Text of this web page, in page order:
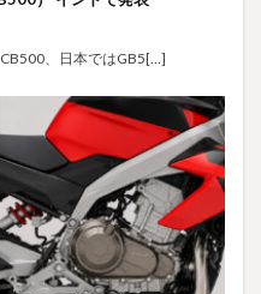
、日本ではGB5[…]